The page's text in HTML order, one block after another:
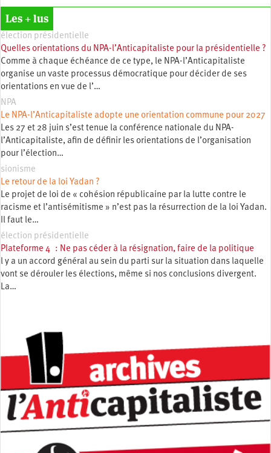
Les + lus
élection présidentielle
Quelles orientations du NPA-l’Anticapitaliste pour la présidentielle ?
Comme à chaque échéance de ce type, le NPA-l’Anticapitaliste
organise un vaste processus démocratique pour décider de ses
orientations en vue de l’…
NPA
Le NPA-l’Anticapitaliste adopte une orientation commune pour 2027
Les 27 et 28 juin s’est tenue la conférence nationale du NPA-
l’Anticapitaliste, afin de définir les orientations de l’organisation
pour l’élection…
sionisme
Le retour de la loi Yadan ?
Le projet de loi de « cohésion républicaine par la lutte contre le
racisme et l’antisémitisme » n’est pas la résurrection de la loi Yadan.
Il faut le…
élection présidentielle
Plateforme 4 : Ne pas céder à la résignation, faire de la politique
l y a un accord général au sein du parti sur la situation dans laquelle
vont se dérouler les élections, même si nos conclusions divergent.
La…